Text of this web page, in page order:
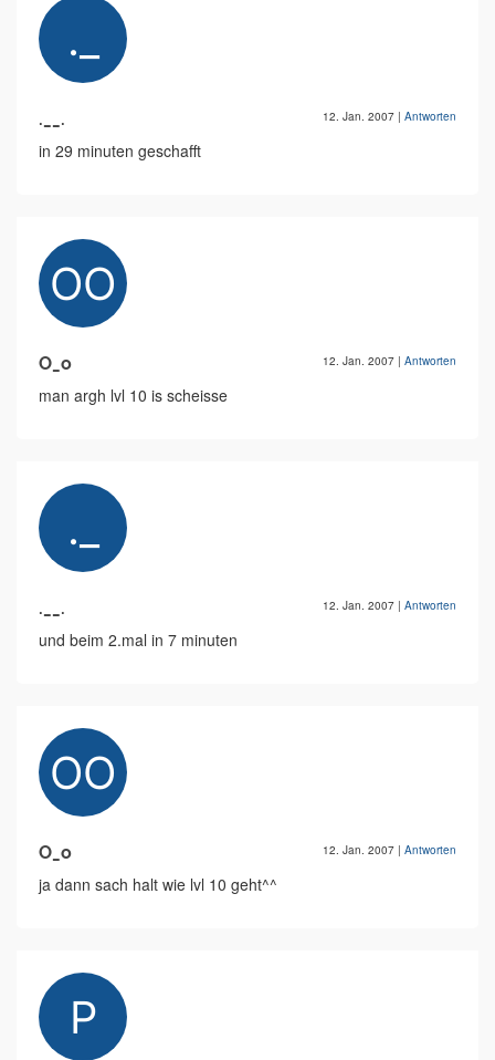
.__. 12. Jan. 2007 | Antworten
in 29 minuten geschafft
O_o 12. Jan. 2007 | Antworten
man argh lvl 10 is scheisse
.__. 12. Jan. 2007 | Antworten
und beim 2.mal in 7 minuten
O_o 12. Jan. 2007 | Antworten
ja dann sach halt wie lvl 10 geht^^